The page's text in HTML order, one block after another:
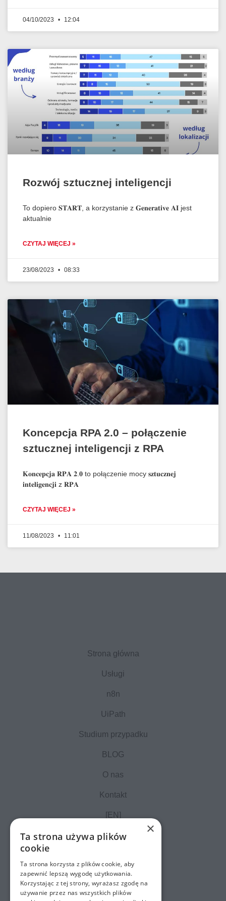
04/10/2023 12:04
Rozwój sztucznej inteligencji
To dopiero 𝐒𝐓𝐀𝐑𝐓, a korzystanie z 𝐆𝐞𝐧𝐞𝐫𝐚𝐭𝐢𝐯𝐞 𝐀𝐈 jest
aktualnie
CZYTAJ WIĘCEJ »
23/08/2023 08:33
Koncepcja RPA 2.0 – połączenie
sztucznej inteligencji z RPA
𝐊𝐨𝐧𝐜𝐞𝐩𝐜𝐣𝐚 𝐑𝐏𝐀 𝟐.𝟎 to połączenie mocy 𝐬𝐳𝐭𝐮𝐜𝐳𝐧𝐞𝐣
𝐢𝐧𝐭𝐞𝐥𝐢𝐠𝐞𝐧𝐜𝐣𝐢 z 𝐑𝐏𝐀
CZYTAJ WIĘCEJ »
11/08/2023 11:01
Strona główna
Usługi
n8n
UiPath
Studium przypadku
BLOG
O nas
Kontakt
[EN]
×
Ta strona używa plików
cookie
Ta strona korzysta z plików cookie, aby
zapewnić lepszą wygodę użytkowania.
Korzystając z tej strony, wyrażasz zgodę na
używanie przez nas wszystkich plików